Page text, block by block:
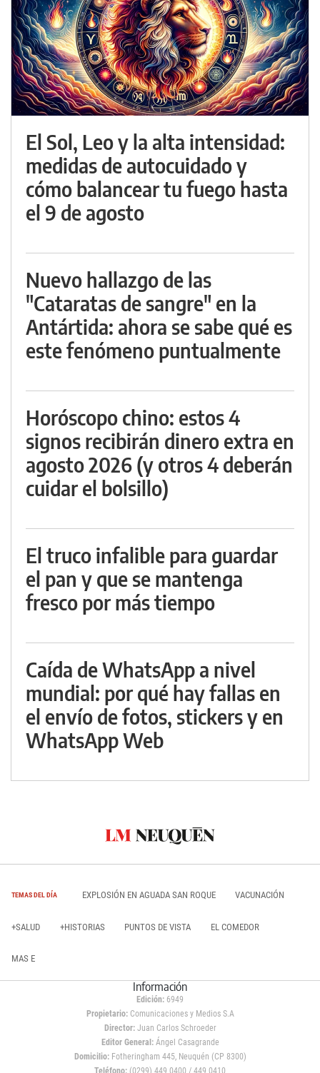
El Sol, Leo y la alta intensidad:
medidas de autocuidado y
cómo balancear tu fuego hasta
el 9 de agosto
Nuevo hallazgo de las
"Cataratas de sangre" en la
Antártida: ahora se sabe qué es
este fenómeno puntualmente
Horóscopo chino: estos 4
signos recibirán dinero extra en
agosto 2026 (y otros 4 deberán
cuidar el bolsillo)
El truco infalible para guardar
el pan y que se mantenga
fresco por más tiempo
Caída de WhatsApp a nivel
mundial: por qué hay fallas en
el envío de fotos, stickers y en
WhatsApp Web
TEMAS DEL DÍA EXPLOSIÓN EN AGUADA SAN ROQUE VACUNACIÓN
+SALUD +HISTORIAS PUNTOS DE VISTA EL COMEDOR
MAS E
Información
Edición: 6949
Propietario:Comunicaciones y Medios S.A
Director: Juan Carlos Schroeder
Editor General:Ángel Casagrande
Domicilio:Fotheringham 445, Neuquén (CP 8300)
Teléfono: (0299) 449 0400 / 449 0410